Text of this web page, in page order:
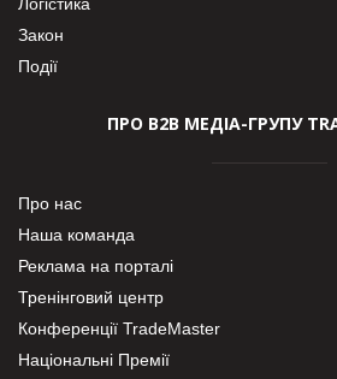
Закон
Події
ПРО В2В МЕДІА-ГРУПУ
Про нас
Наша команда
Реклама на порталі
Тренінговий центр
Конференції TradeMaster
Національні Премії